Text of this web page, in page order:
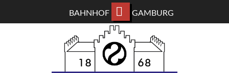
BAHNHOF GAMBURG
BAHNHOF GAMBURG
Ferienwohnung und Eventsaal im Taubertal